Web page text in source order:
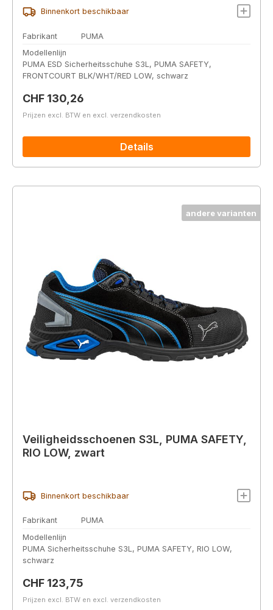
Binnenkort beschikbaar
Fabrikant
PUMA
Modellenlijn
PUMA ESD Sicherheitsschuhe S3L, PUMA SAFETY,
FRONTCOURT BLK/WHT/RED LOW, schwarz
Normale prijs:
CHF 130,26
Prijzen excl. BTW en excl. verzendkosten
Details
andere varianten
Veiligheidsschoenen S3L, PUMA SAFETY,
RIO LOW, zwart
Binnenkort beschikbaar
Fabrikant
PUMA
Modellenlijn
PUMA Sicherheitsschuhe S3L, PUMA SAFETY, RIO LOW,
schwarz
Normale prijs:
CHF 123,75
Prijzen excl. BTW en excl. verzendkosten